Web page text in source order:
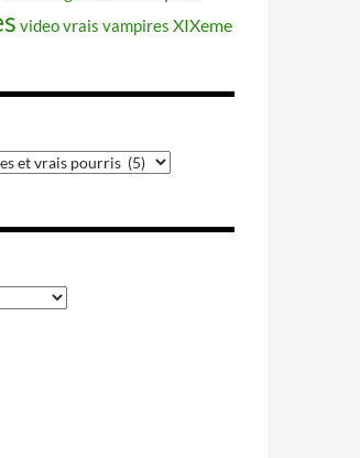
videovrais vampires XIXeme